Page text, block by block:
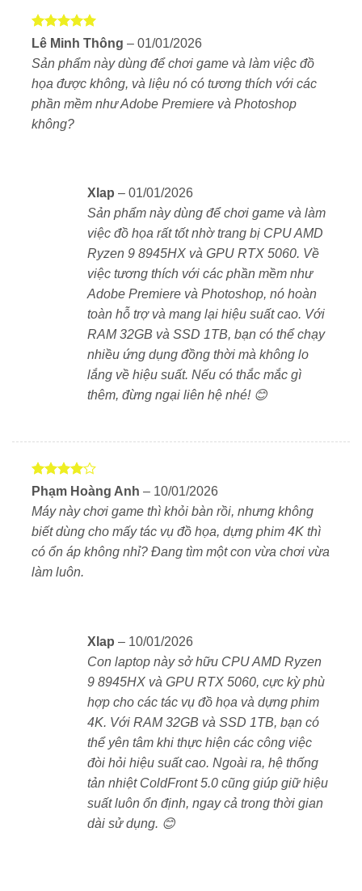
Thiết kế khe thoát khí 3 hướng, tối ưu luồng gió,
giảm nhiệt độ hiệu quả khi chạy tác vụ nặng.
⚙️ Thiết kế chắc chắn – Kết nối linh hoạt
Thiết kế đậm chất gaming, màu xám Storm Grey
sang trọng.
A, HDMI 2.1, LAN RJ45, jack 3.5mm.
Hỗ trợ nâng cấp RAM lên 64GB, 2 khe SSD M.2
🔋 Pin 80Wh + Sạc nhanh 300W
Pin dung lượng cao, đủ dùng từ 3–5 giờ với tác vụ
Adapter sạc 300W đi kèm giúp sạc nhanh, tối ưu
cho các phiên chơi game kéo dài.
đẹp, màn 240Hz.
Streamer, youtuber, designer cần cấu hình mạnh,
màn hình chuẩn màu.
📌 Ưu điểm nổi bật Lenovo Legion
R9000P 2025 (RTX 5060)
✅ CPU Ryzen 9 8945HX mạnh mẽ, đa nhiệm cực
✅ GPU RTX 5060 GDDR7 – kiến trúc mới, chơi
game và AI mượt mà
✅ Màn hình 2.5K, 240Hz, 100% DCI-P3 – hiển thị
Được xếp
sao
Lê Minh Thông – 01/01/2026
Sản phẩm này dùng để chơi game và làm việc đồ
họa được không, và liệu nó có tương thích với các
phần mềm như Adobe Premiere và Photoshop
không?
Xlap – 01/01/2026
Sản phẩm này dùng để chơi game và làm
việc đồ họa rất tốt nhờ trang bị CPU AMD
Ryzen 9 8945HX và GPU RTX 5060. Về
việc tương thích với các phần mềm như
Adobe Premiere và Photoshop, nó hoàn
toàn hỗ trợ và mang lại hiệu suất cao. Với
RAM 32GB và SSD 1TB, bạn có thể chạy
nhiều ứng dụng đồng thời mà không lo
lắng về hiệu suất. Nếu có thắc mắc gì
thêm, đừng ngại liên hệ nhé! 😊
Được
xếp hạng
45 sao
Phạm Hoàng Anh – 10/01/2026
Máy này chơi game thì khỏi bàn rồi, nhưng không
biết dùng cho mấy tác vụ đồ họa, dựng phim 4K thì
có ổn áp không nhỉ? Đang tìm một con vừa chơi vừa
làm luôn.
Xlap – 10/01/2026
Con laptop này sở hữu CPU AMD Ryzen
9 8945HX và GPU RTX 5060, cực kỳ phù
hợp cho các tác vụ đồ họa và dựng phim
4K. Với RAM 32GB và SSD 1TB, bạn có
thể yên tâm khi thực hiện các công việc
đòi hỏi hiệu suất cao. Ngoài ra, hệ thống
tản nhiệt ColdFront 5.0 cũng giúp giữ hiệu
suất luôn ổn định, ngay cả trong thời gian
dài sử dụng. 😊